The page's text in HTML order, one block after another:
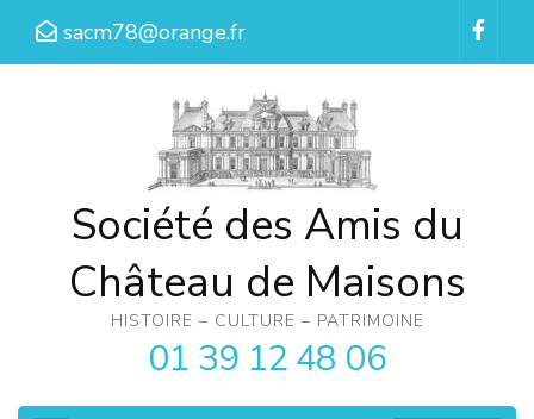
Aller
sacm78@orange.fr
Société des Amis du
Château de Maisons
HISTOIRE – CULTURE – PATRIMOINE
01 39 12 48 06